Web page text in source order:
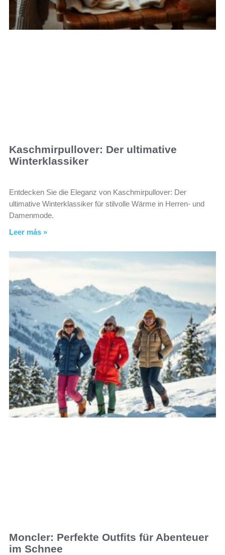
Kaschmirpullover: Der ultimative
Winterklassiker
Entdecken Sie die Eleganz von Kaschmirpullover: Der
ultimative Winterklassiker für stilvolle Wärme in Herren- und
Damenmode.
Leer más »
Moncler: Perfekte Outfits für Abenteuer
im Schnee